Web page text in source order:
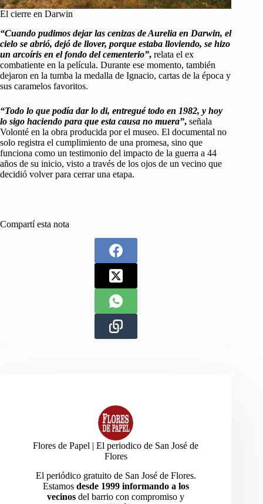
El cierre en Darwin
“Cuando pudimos dejar las cenizas de Aurelia en Darwin, el
cielo se abrió, dejó de llover, porque estaba lloviendo, se hizo
un arcoíris en el fondo del cementerio”, relata el ex
combatiente en la película. Durante ese momento, también
dejaron en la tumba la medalla de Ignacio, cartas de la época y
sus caramelos favoritos.
“Todo lo que podía dar lo di, entregué todo en 1982, y hoy
lo sigo haciendo para que esta causa no muera”, señala
Volonté en la obra producida por el museo. El documental no
solo registra el cumplimiento de una promesa, sino que
funciona como un testimonio del impacto de la guerra a 44
años de su inicio, visto a través de los ojos de un vecino que
decidió volver para cerrar una etapa.
Compartí esta nota
Flores de Papel | El periodico de San José de
Flores
El periódico gratuito de San José de Flores.
Estamos desde 1999 informando a los
vecinos del barrio con compromiso y